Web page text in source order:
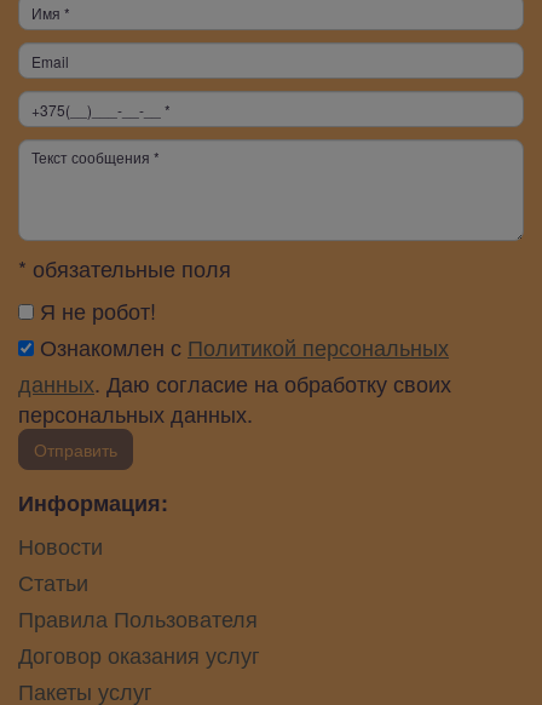
* обязательные поля
Я не робот!
Ознакомлен с Политикой персональных
данных. Даю согласие на обработку своих
персональных данных.
Отправить
Информация:
Новости
Статьи
Правила Пользователя
Договор оказания услуг
Пакеты услуг